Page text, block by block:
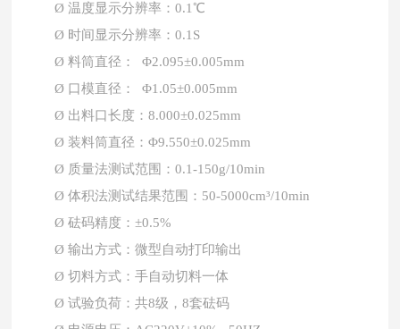
Ø温度显示分辨率：0.1℃
Ø 时间显示分辨率：0.1S
Ø料筒直径：
Φ2.095±0.005mm
Ø 口模直径： Φ1.05±0.005mm
Ø 出料口长度：8.000±0.025mm
Ø 装料筒直径：Φ9.550±0.025mm
Ø 质量法测试范围：0.1-150g/10min
Ø体积法测试结果范围： 50-5000cm³/10min
Ø砝码精度：±0.5%
Ø输出方式：微型自动打印输出
Ø切料方式：手自动切料一体
Ø试验负荷：共8级，8套砝码